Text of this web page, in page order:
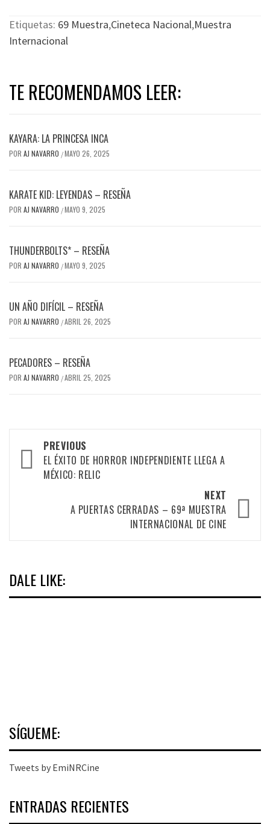
Etiquetas: 69 Muestra,Cineteca Nacional,Muestra
Internacional
TE RECOMENDAMOS LEER:
KAYARA: LA PRINCESA INCA
POR AJ NAVARRO /MAYO 26, 2025
KARATE KID: LEYENDAS – RESEÑA
POR AJ NAVARRO /MAYO 9, 2025
THUNDERBOLTS* – RESEÑA
POR AJ NAVARRO /MAYO 9, 2025
UN AÑO DIFÍCIL – RESEÑA
POR AJ NAVARRO /ABRIL 26, 2025
PECADORES – RESEÑA
POR AJ NAVARRO /ABRIL 25, 2025
Post
navigation
PREVIOUS
EL ÉXITO DE HORROR INDEPENDIENTE LLEGA A
MÉXICO: RELIC
NEXT
A PUERTAS CERRADAS – 69ª MUESTRA
INTERNACIONAL DE CINE
DALE LIKE:
SÍGUEME:
Tweets by EmiNRCine
ENTRADAS RECIENTES